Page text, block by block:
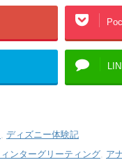
ディズニー体験記
ンターグリーティング ア